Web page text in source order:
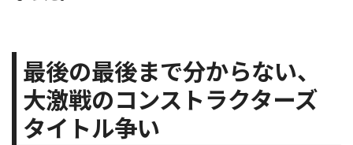
最後の最後まで分からない、
大激戦のコンストラクターズ
タイトル争い